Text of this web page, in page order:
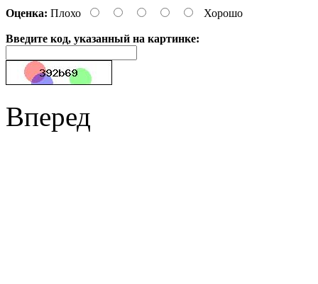
Оценка: Плохо Хорошо
Введите код, указанный на картинке:
Вперед